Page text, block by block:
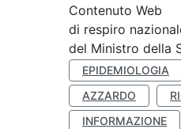
Contenuto Web
di respiro
del Ministro della
EPIDEMIOLOGIA
AZZARDO
INFORMAZIONE